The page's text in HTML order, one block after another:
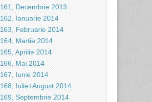
161, Decembrie 2013
162, Ianuarie 2014
163, Februarie 2014
164, Martie 2014
165, Aprilie 2014
166, Mai 2014
167, Iunie 2014
168, Iulie+August 2014
169, Septembrie 2014